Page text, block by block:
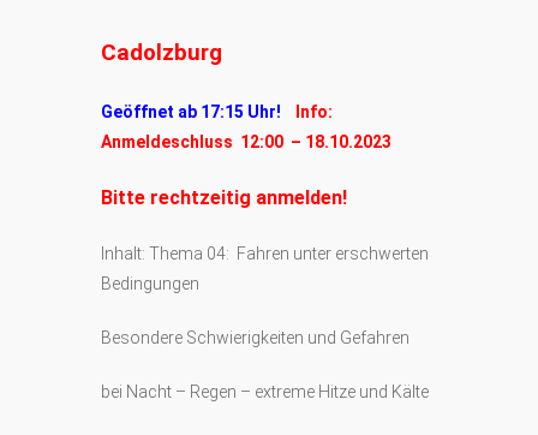
Cadolzburg
Geöffnet ab 17:15 Uhr!
Info:
Anmeldeschluss 12:00 – 18.10.2023
Bitte rechtzeitig anmelden!
Inhalt: Thema 04: Fahren unter erschwerten
Bedingungen
Besondere Schwierigkeiten und Gefahren
bei Nacht – Regen – extreme Hitze und Kälte